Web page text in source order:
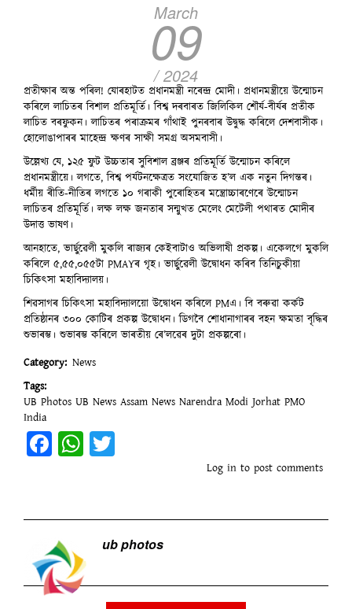
March
09
/ 2024
প্ৰতীক্ষাৰ অন্ত পৰিল! যোৰহাটত প্ৰধানমন্ত্ৰী নৰেন্দ্ৰ মোদী। প্ৰধানমন্ত্ৰীয়ে উন্মোচন
কৰিলে লাচিতৰ বিশাল প্ৰতিমূৰ্তি। বিশ্ব দৰবাৰত জিলিকিল শৌৰ্য-বীৰ্যৰ প্ৰতীক
লাচিত বৰফুকন। লাচিতৰ পৰাক্ৰমৰ গাঁথাই পুনৰবাৰ উদ্বুদ্ধ কৰিলে দেশবাসীক।
হোলোঙাপাৰৰ মাহেন্দ্ৰ ক্ষণৰ সাক্ষী সমগ্ৰ অসমবাসী।
উল্লেখ্য যে, ১২৫ ফুট উচ্চতাৰ সুবিশাল ব্ৰঞ্জৰ প্ৰতিমূৰ্তি উন্মোচন কৰিলে
প্ৰধানমন্ত্ৰীয়ে। লগতে, বিশ্ব পৰ্যটনক্ষেত্ৰত সংযোজিত হ’ল এক নতুন দিগন্তৰ।
ধৰ্মীয় ৰীতি-নীতিৰ লগতে ১০ গৰাকী পুৰোহিতৰ মন্ত্ৰোচ্চাৰণেৰে উন্মোচন
লাচিতৰ প্ৰতিমূৰ্তি। লক্ষ লক্ষ জনতাৰ সন্মুখত মেলেং মেটেলী পথাৰত মোদীৰ
উদাত্ত ভাষণ।
আনহাতে, ভাৰ্ছুৱেলী মুকলি ৰাজ্যৰ কেইবাটাও অভিলাষী প্ৰকল্প। একেলগে মুকলি
কৰিলে ৫,৫৫,০৫৫টা PMAYৰ গৃহ। ভাৰ্ছুৱেলী উদ্বোধন কৰিব তিনিচুকীয়া
চিকিৎসা মহাবিদ্যালয়।
শিৱসাগৰ চিকিৎসা মহাবিদ্যালয়ো উদ্বোধন কৰিলে PMএ। বি বৰুৱা কৰ্কট
প্ৰতিষ্ঠানৰ ৩০০ কোটিৰ প্ৰকল্প উদ্বোধন। ডিগবৈ শোধানাগাৰৰ বহন ক্ষমতা বৃদ্ধিৰ
শুভাৰম্ভ। শুভাৰম্ভ কৰিলে ভাৰতীয় ৰে’লৱেৰ দুটা প্ৰকল্পৰো।
Category News
Tags
UB Photos UB News Assam News Narendra Modi Jorhat PMO
India
Facebook
WhatsApp
Log in to post comments
ub photos